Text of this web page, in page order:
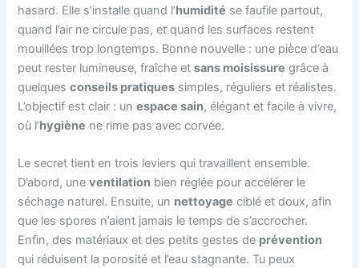
hasard. Elle s’installe quand l’humidité se faufile partout,
quand l’air ne circule pas, et quand les surfaces restent
mouillées trop longtemps. Bonne nouvelle : une pièce d’eau
peut rester lumineuse, fraîche etsans moisissure grâce à
quelquesconseils pratiques simples, réguliers et réalistes.
L’objectif est clair : unespace sain, élégant et facile à vivre,
où l’hygiène ne rime pas avec corvée.
Le secret tient en trois leviers qui travaillent ensemble.
D’abord, uneventilation bien réglée pour accélérer le
séchage naturel. Ensuite, un nettoyage ciblé et doux, afin
que les spores n’aient jamais le temps de s’accrocher.
Enfin, des matériaux et des petits gestes de prévention
qui réduisent la porosité et l’eau stagnante. Tu peux